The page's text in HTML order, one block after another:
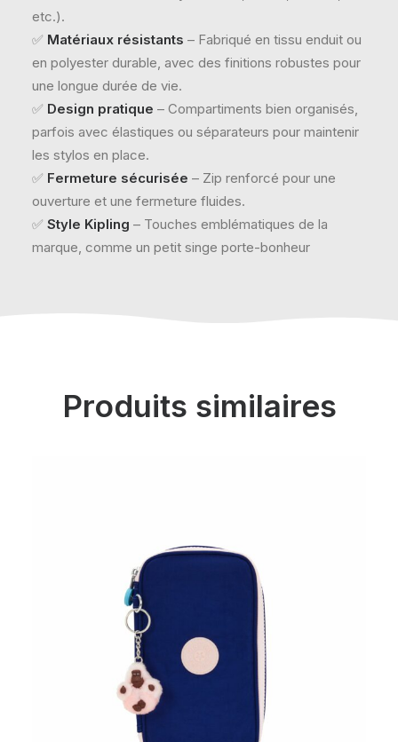
etc.).
✅ Matériaux résistants – Fabriqué en tissu enduit ou
en polyester durable, avec des finitions robustes pour
une longue durée de vie.
✅ Design pratique – Compartiments bien organisés,
parfois avec élastiques ou séparateurs pour maintenir
les stylos en place.
✅ Fermeture sécurisée – Zip renforcé pour une
ouverture et une fermeture fluides.
✅ Style Kipling – Touches emblématiques de la
marque, comme un petit singe porte-bonheur
Produits similaires